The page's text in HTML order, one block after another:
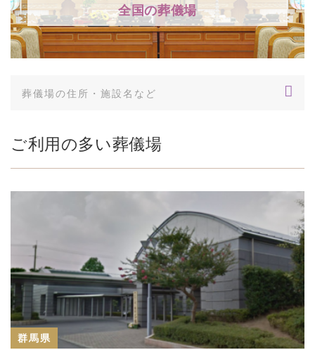
全国の葬儀場
ご利用の多い葬儀場
群馬県